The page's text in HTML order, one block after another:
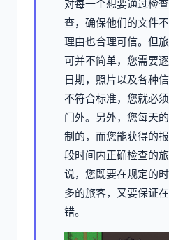
对每一个想要通过检
查，确保他们的文件
理由也合理可信。但
可并不简单，您需要
日期，照片以及各种
不符合标准，您就必
门外。另外，您每天
制的，而您能获得的
段时间内正确检查的
说，您既要在规定的
多的旅客，又要保证
错。